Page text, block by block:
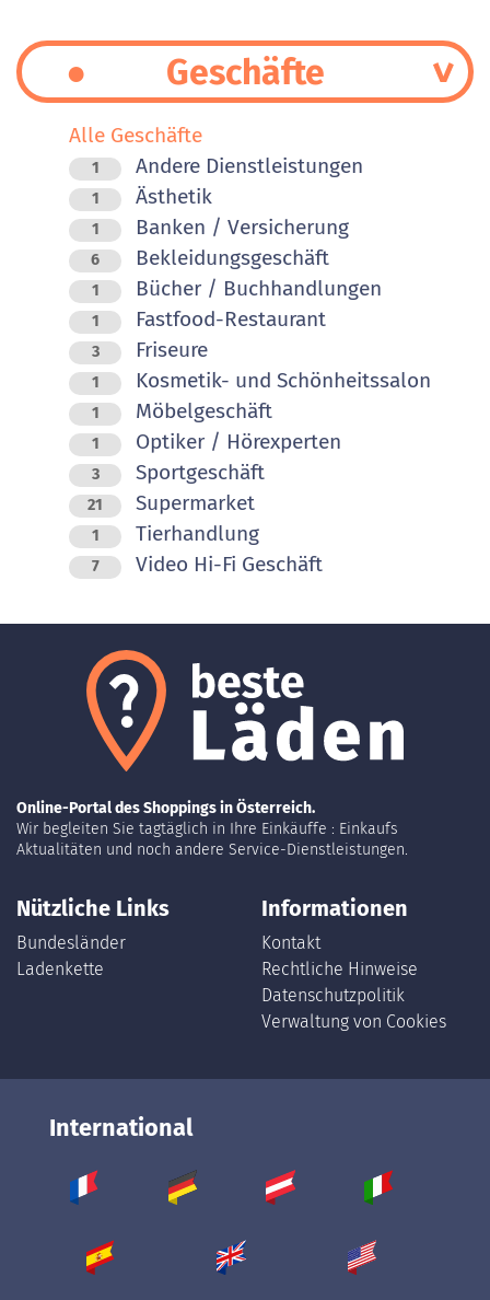
Geschäfte
Alle Geschäfte
1 Andere Dienstleistungen
1 Ästhetik
1 Banken / Versicherung
6 Bekleidungsgeschäft
1 Bücher / Buchhandlungen
1 Fastfood-Restaurant
3 Friseure
1 Kosmetik- und Schönheitssalon
1 Möbelgeschäft
1 Optiker / Hörexperten
3 Sportgeschäft
21 Supermarket
1 Tierhandlung
7 Video Hi-Fi Geschäft
Online-Portal des Shoppings in Österreich.
Wir begleiten Sie tagtäglich in Ihre Einkäuffe : Einkaufs
Aktualitäten und noch andere Service-Dienstleistungen.
Nützliche Links
Bundesländer
Ladenkette
Informationen
Kontakt
Rechtliche Hinweise
Datenschutzpolitik
Verwaltung von Cookies
International